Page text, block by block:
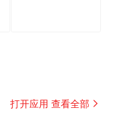
打开应用 查看全部